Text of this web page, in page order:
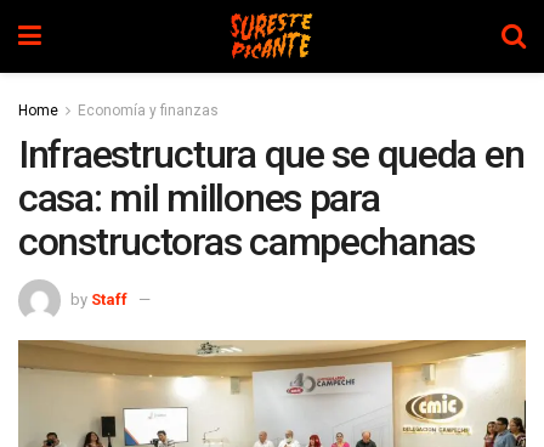
Home Economía y finanzas
Infraestructura que se queda en
casa: mil millones para
constructoras campechanas
by Staff